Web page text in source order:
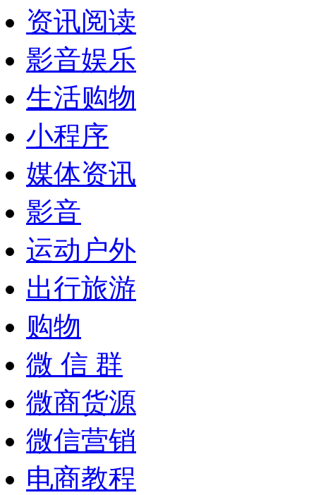
资讯阅读
影音娱乐
生活购物
小程序
媒体资讯
影音
运动户外
出行旅游
购物
微 信 群
微商货源
微信营销
电商教程